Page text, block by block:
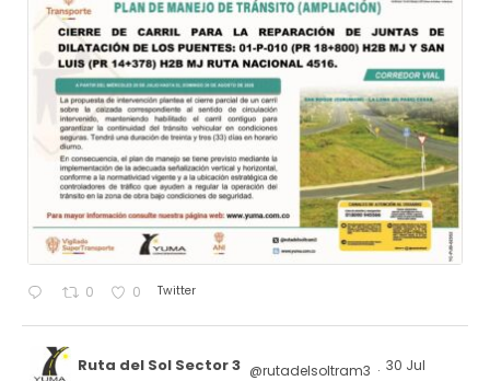
0 0 Twitter
Ruta del Sol Sector 3 @rutadelsoltram3 · 30 Jul